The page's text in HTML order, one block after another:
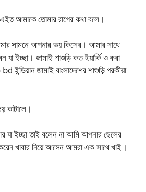
আমাকে তোমার রাগের কথা বলে।
সামনে আপনার ভয় কিসের। আমার সাথে
ইচ্ছা। জামাই শাশুড়ি কত ইয়ার্কি ও করা
জামাই বাংলাদেশের শাশুড়ি পরকীয়া
কাটালে।
ইচ্ছা তাই বলেন না আমি আপনার ছেলের
খাবার নিয়ে আসেন আমরা এক সাথে খাই।